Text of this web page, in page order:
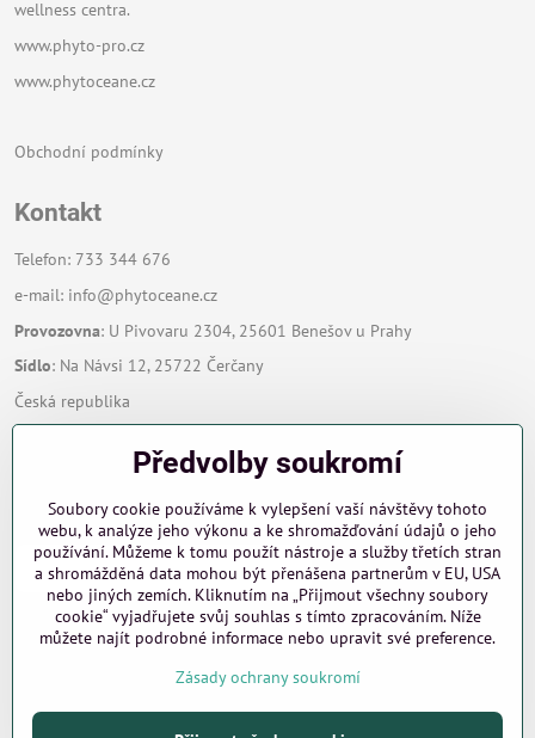
wellness centra.
www.phyto-pro.cz
www.phytoceane.cz
Obchodní podmínky
Kontakt
Telefon: 733 344 676
e-mail: info@phytoceane.cz
Provozovna: U Pivovaru 2304, 25601 Benešov u Prahy
Sídlo: Na Návsi 12, 25722 Čerčany
Česká republika
Zavoláme Vám zpět
Váš telefon *
Předvolby soukromí
Soubory cookie používáme k vylepšení vaší návštěvy tohoto
webu, k analýze jeho výkonu a ke shromažďování údajů o jeho
používání. Můžeme k tomu použít nástroje a služby třetích stran
a shromážděná data mohou být přenášena partnerům v EU, USA
nebo jiných zemích. Kliknutím na „Přijmout všechny soubory
cookie“ vyjadřujete svůj souhlas s tímto zpracováním. Níže
můžete najít podrobné informace nebo upravit své preference.
Zásady ochrany soukromí